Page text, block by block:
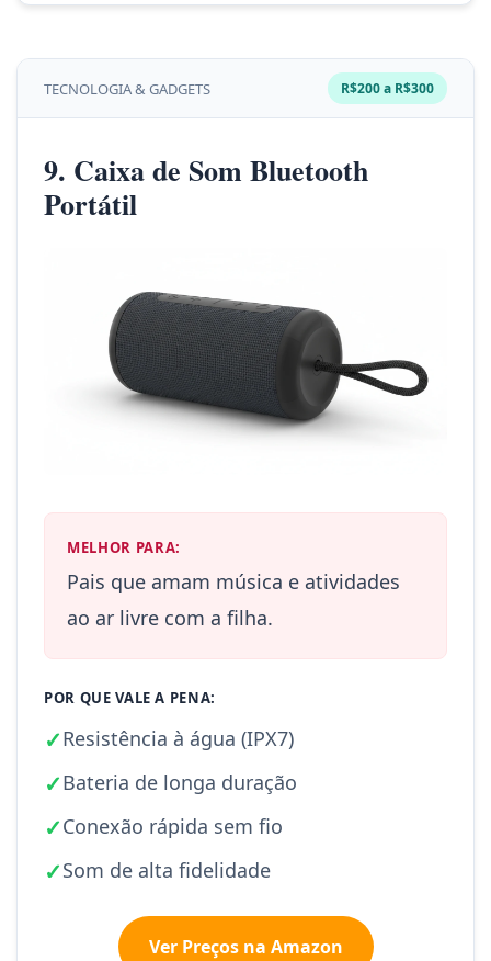
TECNOLOGIA & GADGETS R$200 a R$300
9. Caixa de Som Bluetooth
Portátil
MELHOR PARA:
Pais que amam música e atividades
ao ar livre com a filha.
POR QUE VALE A PENA:
✓Resistência à água (IPX7)
✓Bateria de longa duração
✓Conexão rápida sem fio
✓Som de alta fidelidade
Ver Preços na Amazon